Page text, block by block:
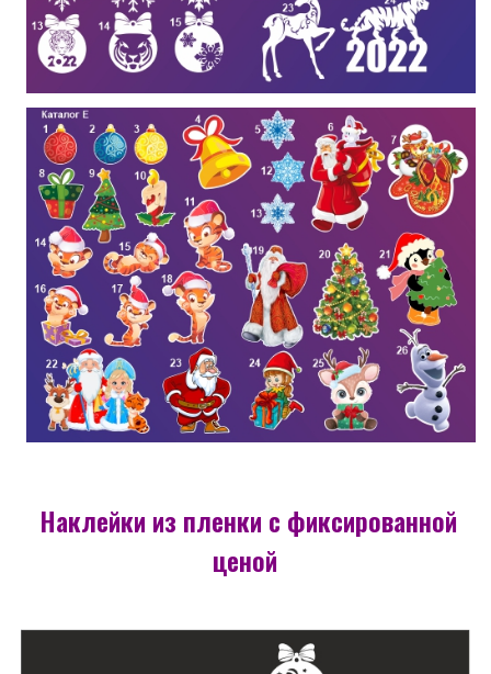
Наклейки из пленки с фиксированной
ценой